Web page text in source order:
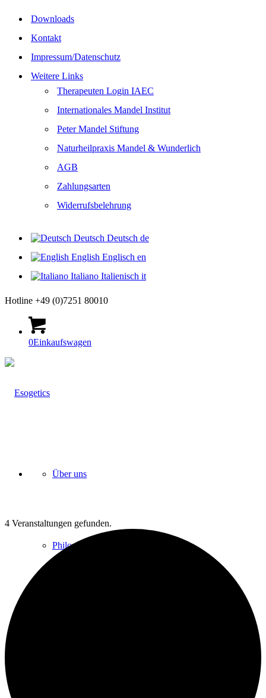
Downloads
Kontakt
Impressum/Datenschutz
Weitere Links
Therapeuten Login IAEC
Internationales Mandel Institut
Peter Mandel Stiftung
Naturheilpraxis Mandel & Wunderlich
AGB
Zahlungsarten
Widerrufsbelehrung
Deutsch Deutsch de
English Englisch en
Italiano Italienisch it
Hotline +49 (0)7251 80010
0Einkaufswagen
Über uns
Philosophie
4 Veranstaltungen gefunden.